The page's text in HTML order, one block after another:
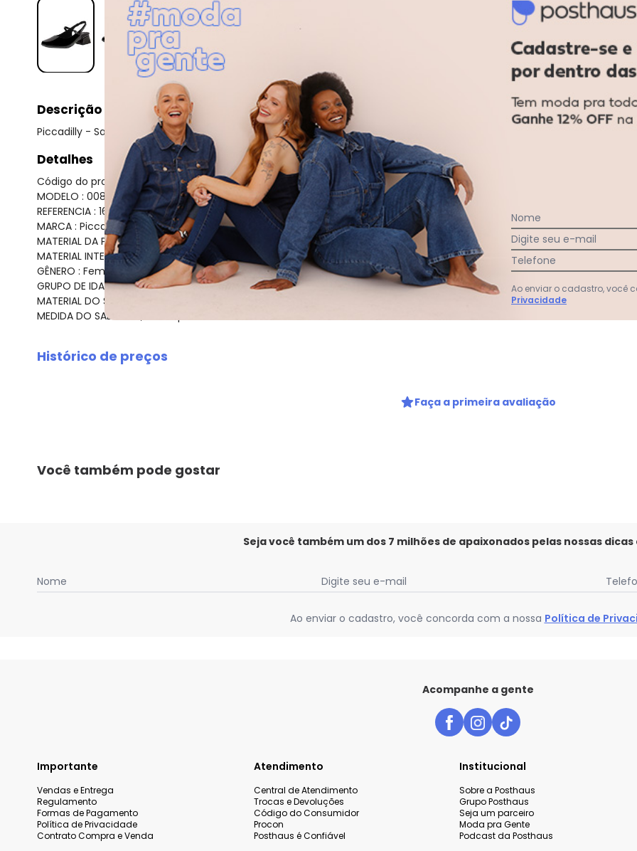
Descrição
Piccadilly - Sapato Feminino Salto Grosso Piccadilly - 160070 - Verniz/Preto
Detalhes
Código do produto: 23139350
MODELO : 0080070
REFERENCIA : 160070
MARCA : Piccadilly
MATERIAL DA PALMILHA : PU
MATERIAL INTERNO : Têxtil
GÊNERO : Feminino
GRUPO DE IDADE : Adult
MATERIAL DO SAPATO : Verniz
MEDIDA DO SALTO : 4,5 cm aproximadamente
Histórico de preços
abril/2026
Faça a primeira avaliação
Você também pode gostar
Seja você também um dos 7 milhões de apaixonados pelas nossas
Nome Digite seu e-mail
Ao enviar o cadastro, você concorda com a nossa Política de
Acompanhe a gente
Importante
Vendas e Entrega
Regulamento
Formas de Pagamento
Política de Privacidade
Contrato Compra e Venda
Atendimento
Central de Atendimento
Trocas e Devoluções
Código do Consumidor
Procon
Posthaus é Confiável
Institucional
Sobre a Posthaus
Grupo Posthaus
Seja um parceiro
Moda pra Gente
Podcast da Posthaus
Nome
Digite seu e-mail
Telefone
Ao enviar o cadastro, você
Privacidade